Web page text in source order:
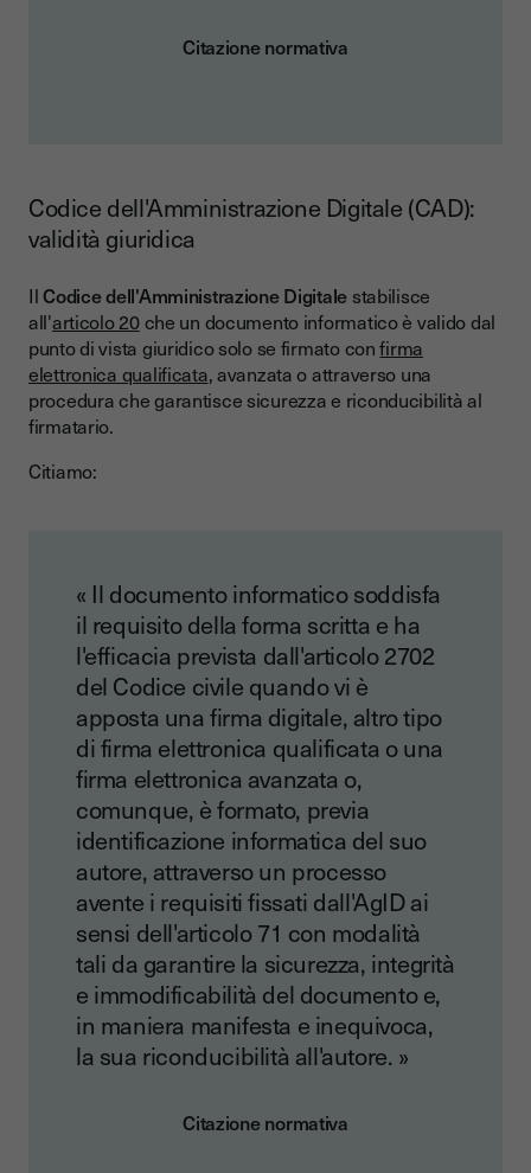
Citazione normativa
Codice dell'Amministrazione Digitale (CAD):
validità giuridica
IlCodice dell'Amministrazione Digitale stabilisce
all'articolo 20che un documento informatico è valido dal
punto di vista giuridico solo se firmato confirma
elettronica qualificata, avanzata o attraverso una
procedura che garantisce sicurezza e riconducibilità al
firmatario.
Citiamo:
« Il documento informatico soddisfa
il requisito della forma scritta e ha
l'efficacia prevista dall'articolo 2702
del Codice civile quando vi è
apposta una firma digitale, altro tipo
di firma elettronica qualificata o una
firma elettronica avanzata o,
comunque, è formato, previa
identificazione informatica del suo
autore, attraverso un processo
avente i requisiti fissati dall'AgID ai
sensi dell'articolo 71 con modalità
tali da garantire la sicurezza, integrità
e immodificabilità del documento e,
in maniera manifesta e inequivoca,
la sua riconducibilità all'autore. »
Citazione normativa